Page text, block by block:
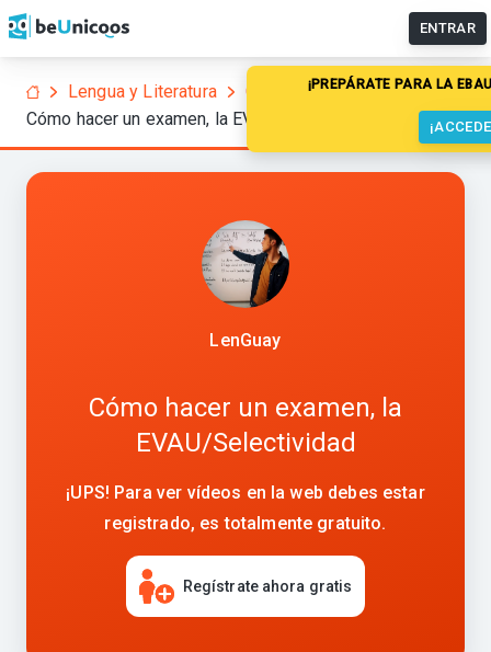
ENTRAR
¡PREPÁRATE PARA LA EBAU!
Lengua y Literatura Curiosidades
EVAU
Cómo hacer un examen, la EVAU/Selectividad
LenGuay
Cómo hacer un examen, la
EVAU/Selectividad
¡UPS! Para ver vídeos en la web debes estar
registrado, es totalmente gratuito.
Regístrate ahora gratis